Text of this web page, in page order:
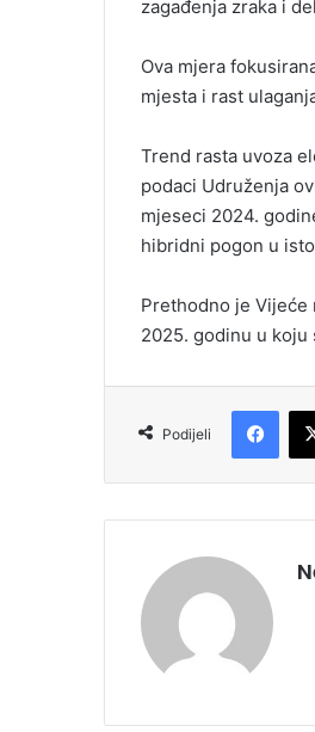
zagađenja zraka i
Ova mjera
mjesta i rast
Trend rasta uvoza
podaci Udruženja
mjeseci 2024.
hibridni pogon u
Prethodno je Vijeće
2025. godinu u
Podijeli